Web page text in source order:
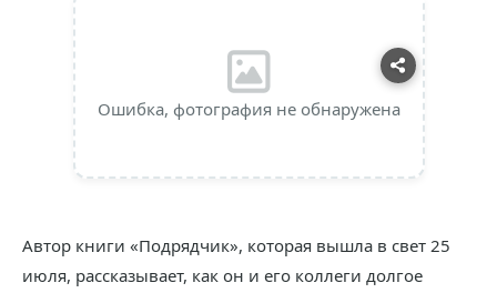
Ошибка, фотография не обнаружена
Автор книги «Подрядчик», которая вышла в свет 25
июля, рассказывает, как он и его коллеги долгое